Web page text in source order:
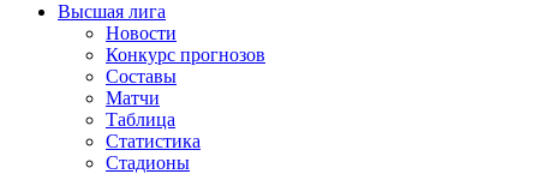
Высшая лига
Новости
Конкурс прогнозов
Составы
Матчи
Таблица
Статистика
Стадионы